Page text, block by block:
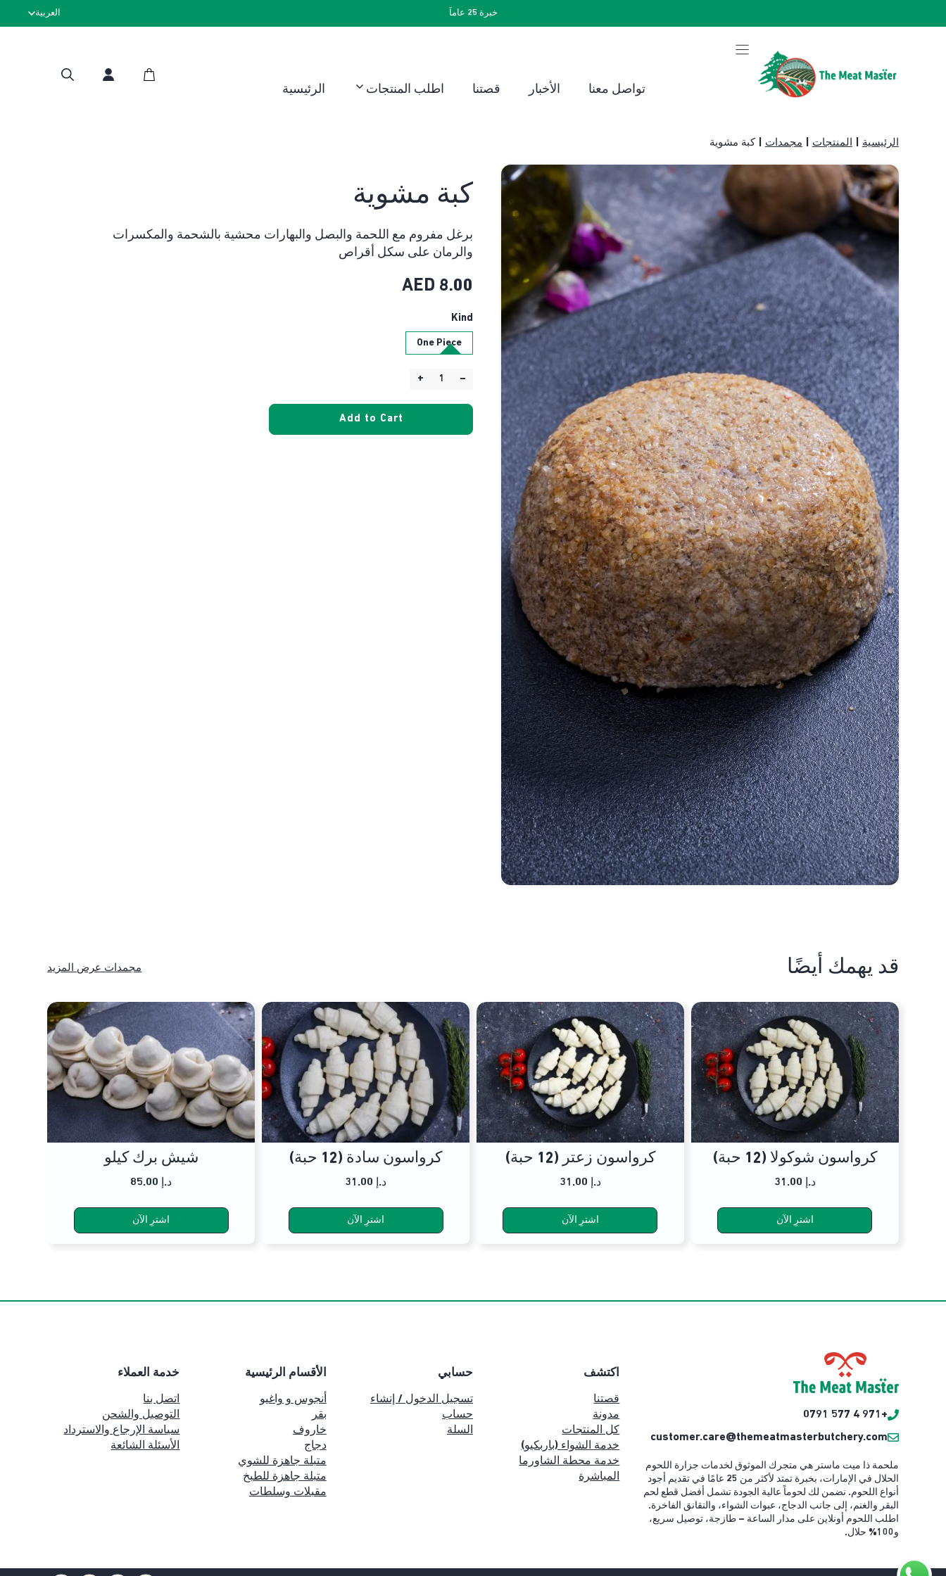
خبرة 25 عاماً لحوم حلال
العربية
تواصل معنا الأخبار قصتنا اطلب المنتجات الرئيسية
الرئيسية المنتجات مجمدات كبة مشوية
كبة مشوية
برغل مفروم مع اللحمة والبصل والبهارات محشية بالشحمة والمكسرات
والرمان على سكل أقراص
8.00
AED
Kind
One Piece
–
+
Add to Cart
قد يهمك أيضًا مجمدات عرض المزيد
كرواسون شوكولا (12 حبة)
31.00 د.إ
اشترِ الآن
كرواسون زعتر (12 حبة)
31.00 د.إ
اشترِ الآن
كرواسون سادة (12 حبة)
31.00 د.إ
اشترِ الآن
شيش برك كيلو
85.00 د.إ
اشترِ الآن
+971 4 577 0791
customer.care@themeatmasterbutchery.com
ملحمة ذا ميت ماستر هي متجرك الموثوق لخدمات جزارة اللحوم
الحلال في الإمارات، بخبرة تمتد لأكثر من 25 عامًا في تقديم أجود
أنواع اللحوم. نضمن لك لحوماً عالية الجودة تشمل أفضل قطع لحم
البقر والغنم، إلى جانب الدجاج، عبوات الشواء، والنقانق الفاخرة.
اطلب اللحوم أونلاين على مدار الساعة – طازجة، توصيل سريع،
و100% حلال.
اكتشف
قصتنا
مدونة
كل المنتجات
خدمة الشواء (باربكيو)
خدمة محطة الشاورما
المباشرة
حسابي
تسجيل الدخول / إنشاء
حساب
السلة
الأقسام الرئيسية
أنجوس و واغيو
بقر
خاروف
دجاج
متبلة جاهزة للشوي
متبلة جاهزة للطبخ
مقبلات وسلطات
خدمة العملاء
اتصل بنا
التوصيل والشحن
سياسة الإرجاع والاسترداد
الأسئلة الشائعة